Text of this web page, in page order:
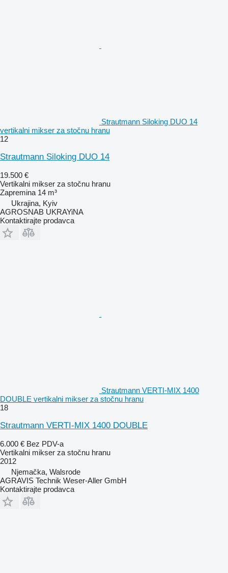
Strautmann Siloking DUO 14
vertikalni mikser za stočnu hranu
12
Strautmann Siloking DUO 14
19.500 €
Vertikalni mikser za stočnu hranu
Zapremina 14 m³
Ukrajina, Kyiv
AGROSNAB UKRAYiNA
Kontaktirajte prodavca
Strautmann VERTI-MIX 1400
DOUBLE vertikalni mikser za stočnu hranu
18
Strautmann VERTI-MIX 1400 DOUBLE
6.000 € Bez PDV-a
Vertikalni mikser za stočnu hranu
2012
Njemačka, Walsrode
AGRAVIS Technik Weser-Aller GmbH
Kontaktirajte prodavca